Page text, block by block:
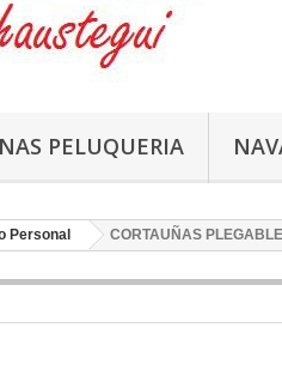
PELUQUERIA
Personal CORTAUÑAS